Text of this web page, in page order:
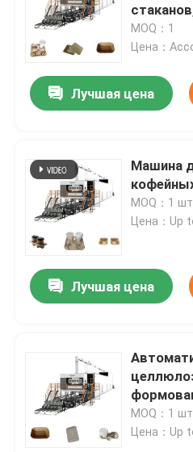
тарелок,
MOQ：1
Цена：
Лучшая цена
Машина
MOQ：1 шт.
Цена：Up
Лучшая цена
MOQ：1
Цена：Up